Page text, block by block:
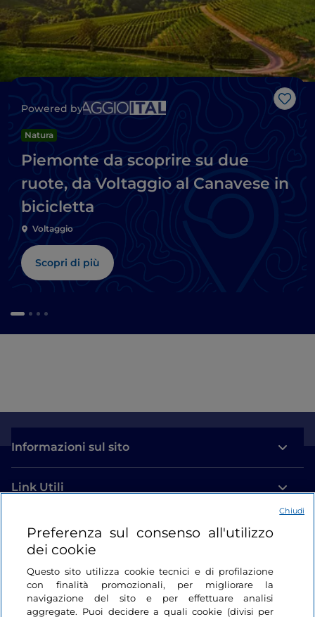
Like
Powered by
Natura
Piemonte da scoprire su due
ruote, da Voltaggio al Canavese in
bicicletta
Voltaggio
Scopri di più
Informazioni sul sito
Link Utili
Login
Restiamo in contatto
Preferenza sul consenso all'utilizzo
dei cookie
Questo sito utilizza cookie tecnici e di profilazione
con finalità promozionali, per migliorare la
navigazione del sito e per effettuare analisi
aggregate. Puoi decidere a quali cookie (divisi per
Chiudi